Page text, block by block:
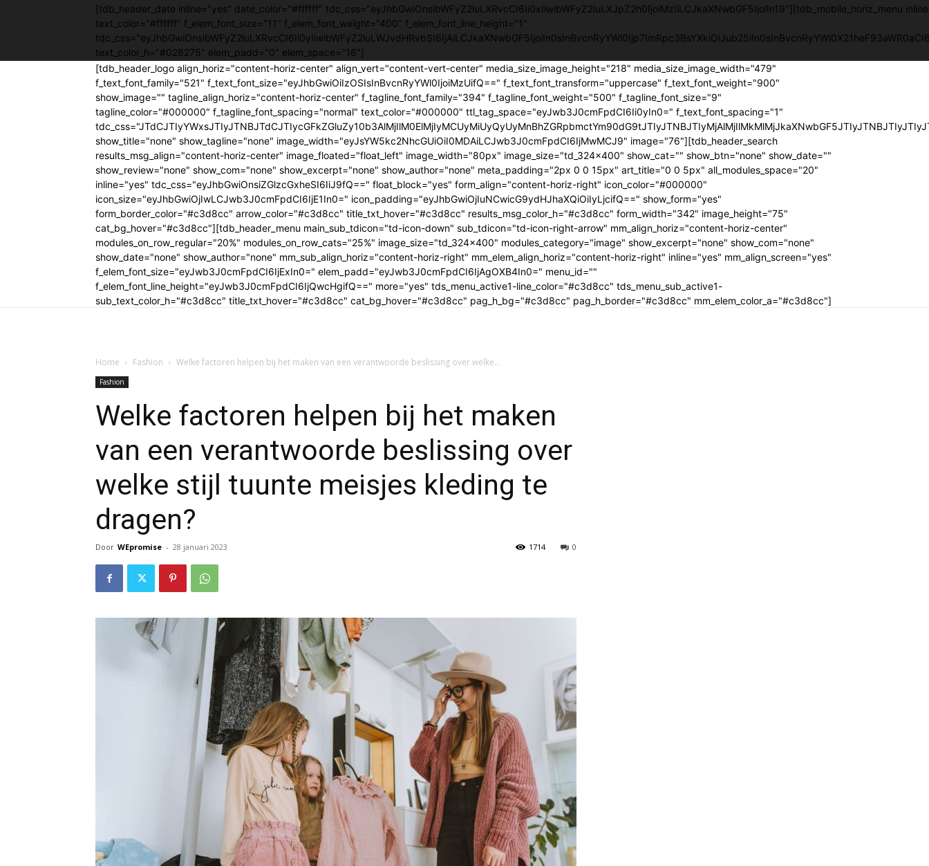
[tdb_header_date inline="yes" date_color="#ffffff" tdc_css="eyJhbGwiOnsibWFyZ2luLXRvcCI6Ii0xIiwibWFyZ2luLXJpZ2h0IjoiMzIiLCJkaXNwbGF5IjoiIn19"][tdb_mobile_horiz_menu
text_color="#ffffff" f_elem_font_size="11" f_elem_font_weight="400" f_elem_font_line_height="1"
text_color_h="#028275" elem_padd="0" elem_space="16"]
[tdb_header_logo align_horiz="content-horiz-center" align_vert="content-vert-center" media_size_image_height="218" media_size_image_width="479"
f_text_font_family="521" f_text_font_size="eyJhbGwiOiIzOSIsInBvcnRyYWl0IjoiMzUifQ==" f_text_font_transform="uppercase" f_text_font_weight="900"
show_image="" tagline_align_horiz="content-horiz-center" f_tagline_font_family="394" f_tagline_font_weight="500" f_tagline_font_size="9"
tagline_color="#000000" f_tagline_font_spacing="normal" text_color="#000000" ttl_tag_space="eyJwb3J0cmFpdCI6Ii0yIn0=" f_text_font_spacing="1"
show_title="none" show_tagline="none" image_width="eyJsYW5kc2NhcGUiOiI0MDAiLCJwb3J0cmFpdCI6IjMwMCJ9" image="76"][tdb_header_search
results_msg_align="content-horiz-center" image_floated="float_left" image_width="80px" image_size="td_324x400" show_cat="" show_btn="none" show_date=""
show_review="none" show_com="none" show_excerpt="none" show_author="none" meta_padding="2px 0 0 15px" art_title="0 0 5px" all_modules_space="20"
inline="yes" tdc_css="eyJhbGwiOnsiZGlzcGxheSI6IiJ9fQ==" float_block="yes" form_align="content-horiz-right" icon_color="#000000"
icon_size="eyJhbGwiOjIwLCJwb3J0cmFpdCI6IjE1In0=" icon_padding="eyJhbGwiOjIuNCwicG9ydHJhaXQiOiIyLjcifQ==" show_form="yes"
form_border_color="#c3d8cc" arrow_color="#c3d8cc" title_txt_hover="#c3d8cc" results_msg_color_h="#c3d8cc" form_width="342" image_height="75"
cat_bg_hover="#c3d8cc"][tdb_header_menu main_sub_tdicon="td-icon-down" sub_tdicon="td-icon-right-arrow" mm_align_horiz="content-horiz-center"
modules_on_row_regular="20%" modules_on_row_cats="25%" image_size="td_324x400" modules_category="image" show_excerpt="none" show_com="none"
show_date="none" show_author="none" mm_sub_align_horiz="content-horiz-right" mm_elem_align_horiz="content-horiz-right" inline="yes" mm_align_screen="yes"
f_elem_font_size="eyJwb3J0cmFpdCI6IjExIn0=" elem_padd="eyJwb3J0cmFpdCI6IjAgOXB4In0=" menu_id=""
f_elem_font_line_height="eyJwb3J0cmFpdCI6IjQwcHgifQ==" more="yes" tds_menu_active1-line_color="#c3d8cc" tds_menu_sub_active1-
sub_text_color_h="#c3d8cc" title_txt_hover="#c3d8cc" cat_bg_hover="#c3d8cc" pag_h_bg="#c3d8cc" pag_h_border="#c3d8cc" mm_elem_color_a="#c3d8cc"]
Home Fashion Welke factoren helpen bij het maken van een verantwoorde beslissing over welke...
Fashion
Welke factoren helpen bij het maken
van een verantwoorde beslissing over
welke stijl tuunte meisjes kleding te
dragen?
Door WEpromise - 28 januari 2023 0
1714